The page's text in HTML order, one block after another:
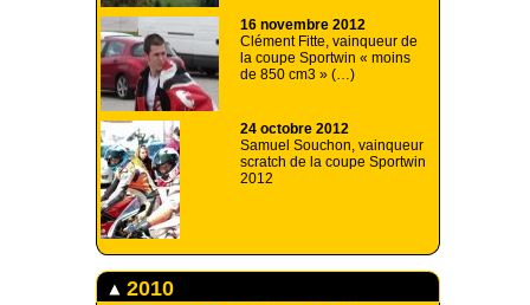
16 novembre 2012
Clément Fitte, vainqueur de
la coupe Sportwin « moins
de 850 cm3 » (…)
24 octobre 2012
Samuel Souchon, vainqueur
scratch de la coupe Sportwin
2012
2010